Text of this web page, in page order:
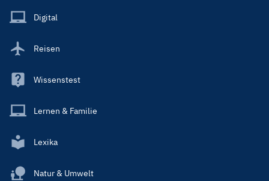
Main
Digital
Reisen
Wissenstest
Lernen & Familie
Lexika
Natur & Umwelt